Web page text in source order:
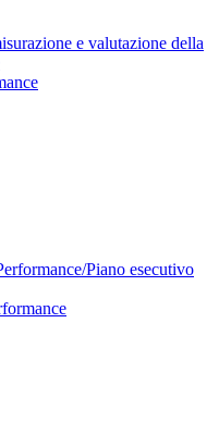
e valutazione della
Piano esecutivo